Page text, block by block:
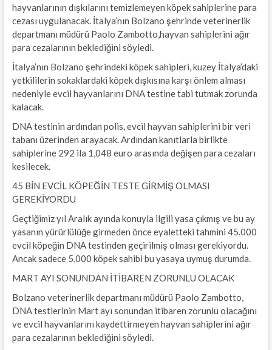
hayvanlarının dışkılarını temizlemeyen köpek sahiplerine para
cezası uygulanacak. İtalya’nın Bolzano şehrinde veterinerlik
departmanı müdürü Paolo Zambotto,hayvan sahiplerini ağır
para cezalarının beklediğini söyledi.
İtalya’nın Bolzano şehrindeki köpek sahipleri, kuzey İtalya’daki
yetkililerin sokaklardaki köpek dışkısına karşı önlem alması
nedeniyle evcil hayvanlarını DNA testine tabi tutmak zorunda
kalacak.
DNA testinin ardından polis, evcil hayvan sahiplerini bir veri
tabanı üzerinden arayacak. Ardından kanıtlarla birlikte
sahiplerine 292 ila 1,048 euro arasında değişen para cezaları
kesilecek.
45 BİN EVCİL KÖPEĞİN TESTE GİRMİŞ OLMASI
GEREKİYORDU
Geçtiğimiz yıl Aralık ayında konuyla ilgili yasa çıkmış ve bu ay
yasanın yürürlülüğe girmeden önce eyaletteki tahmini 45.000
evcil köpeğin DNA testinden geçirilmiş olması gerekiyordu.
Ancak sadece 5,000 köpek sahibi bu yasaya uymuş durumda.
MART AYI SONUNDAN İTİBAREN ZORUNLU OLACAK
Bolzano veterinerlik departmanı müdürü Paolo Zambotto,
DNA testlerinin Mart ayı sonundan itibaren zorunlu olacağını
ve evcil hayvanlarını kaydettirmeyen hayvan sahiplerini ağır
para cezalarının beklediğini söyledi.